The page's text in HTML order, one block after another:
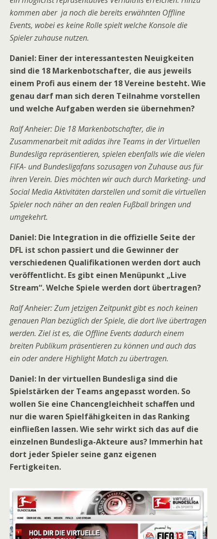
kommen aber ja noch die bereits erwähnten Offline
Events, wobei es keine Rolle spielt welche Konsole die
Spieler zuhause nutzen.
Daniel: Einer der interessantesten Neuigkeiten
sind die 18 Markenbotschafter, die aus jeweils
einem Profi aus einem der 18 Vereine besteht. Wie
genau darf man sich deren Teilnahme vorstellen
und welche Aufgaben werden sie übernehmen?
Ralf Anheier: Die 18 Markenbotschafter, die in
Zusammenarbeit mit adidas ihre Teams in der Virtuellen
Bundesliga repräsentieren, spielen ebenfalls wie die vielen
FIFA- und Bundesligafans sozusagen von Zuhause aus für
ihren Verein. Dies möchten wir auch durch Marketing- und
Social Media Aktivitäten darstellen und somit die virtuellen
Spieler noch näher an den realen Fußball bringen und
umgekehrt.
Daniel: Die Integration in die offizielle Seite der
DFL ist schon passiert und die Gewinner der
verschiedenen Qualifikationen werden dort auch
veröffentlicht. Es gibt einen Menüpunkt „Live
Stream“. Welche Spiele werden dort übertragen?
Ralf Anheier: Zum jetzigen Zeitpunkt gibt es noch keinen
genauen Plan bezüglich der Spiele, die dort live übertragen
werden. Ziel ist es, die Offline Events dadurch einem
breiten Publikum präsentieren zu können und auch das
ein oder andere Highlight Match zu übertragen.
Daniel: In der virtuellen Bundesliga sind die
Spielstärken der Teams angepasst worden. So
wollen Sie eine Chancengleichheit schaffen und
nur die waren Spielfähigkeiten in das Ranking
einfließen lassen. Wie sehr wirkt sich das auf die
einzelnen Bundesliga-Akteure aus? Immerhin hat
dort jeder Spieler seine ganz eigenen
Fertigkeiten.